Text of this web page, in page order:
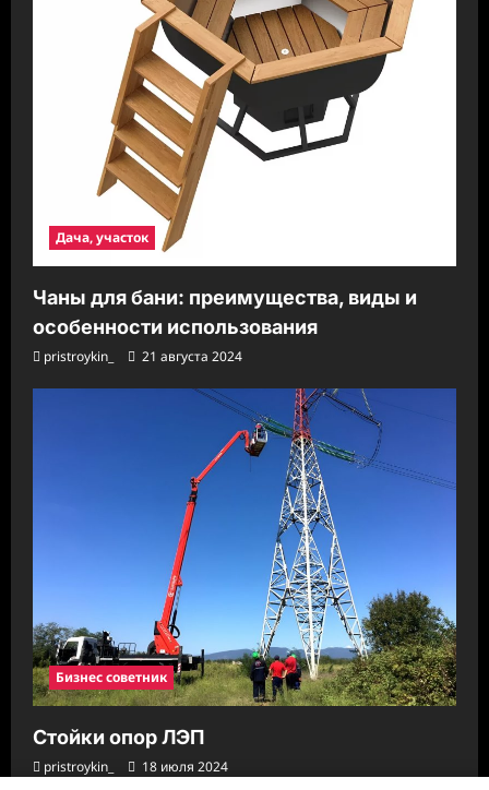
Дача, участок
Чаны для бани: преимущества, виды и
особенности использования
pristroykin_ 21 августа 2024
Бизнес советник
Стойки опор ЛЭП
pristroykin_ 18 июля 2024